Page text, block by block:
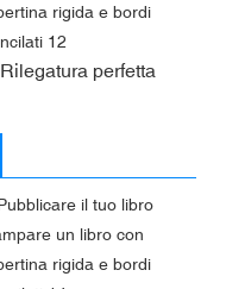
Rilegatura perfetta